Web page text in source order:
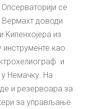
се
Вермахт доводи
Kипенхојера из
инструменте као
и
Немачку. На
и резервоара за
за управљање